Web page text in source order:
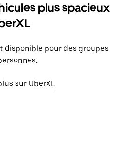
plus spacieux
disponible pour des groupes
sur UberXL